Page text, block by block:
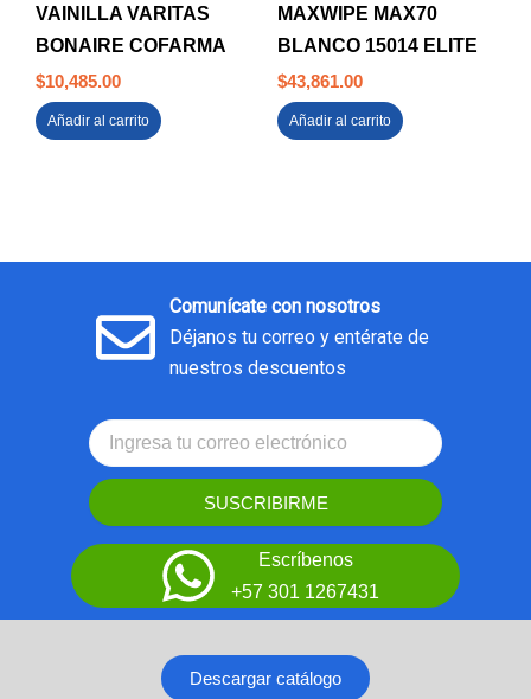
VAINILLA VARITAS
BONAIRE COFARMA
$10,485.00
Añadir al carrito
MAXWIPE MAX70
BLANCO 15014 ELITE
$43,861.00
Añadir al carrito
Comunícate con nosotros
Déjanos tu correo y entérate de
nuestros descuentos
SUSCRIBIRME
Escríbenos
+57 301 1267431
Descargar catálogo